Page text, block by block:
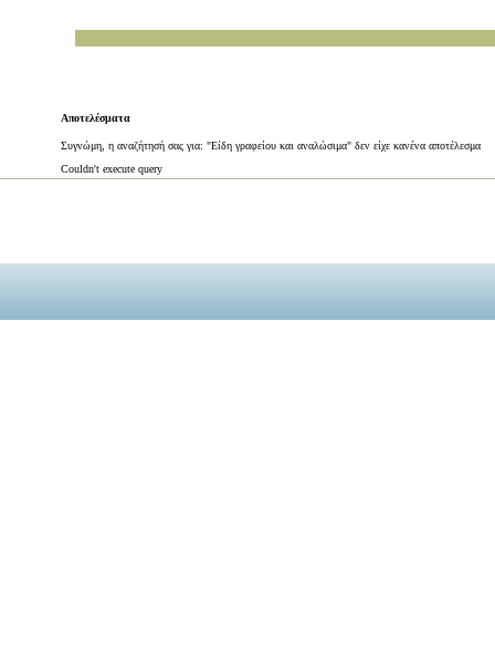
Αποτελέσματα
Συγνώμη, η αναζήτησή σας για: "Είδη γραφείου και αναλώσιμα" δεν είχε κανένα αποτέλεσμα
Couldn't execute query